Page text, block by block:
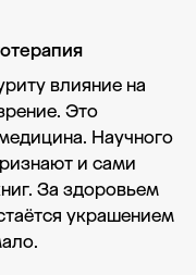
влияние на
Это
Научного
и сами
За здоровьем
украшением